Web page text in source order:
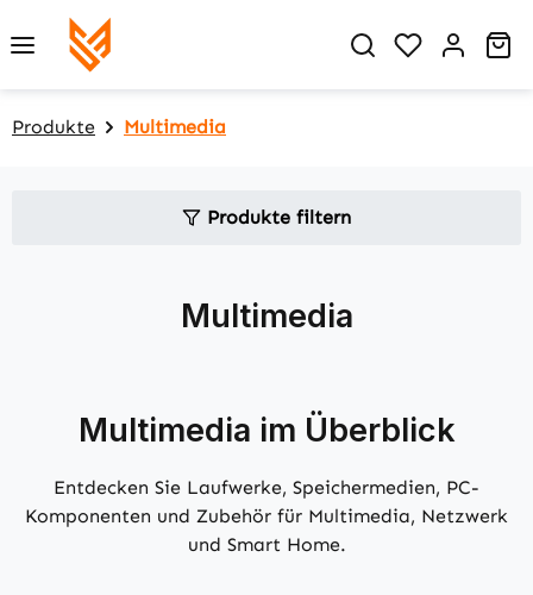
Zum Hauptinhalt springen
Du hast 0
Produkte Multimedia
Produkte filtern
Multimedia
Multimedia im Überblick
Entdecken Sie Laufwerke, Speichermedien, PC-
Komponenten und Zubehör für Multimedia, Netzwerk
und Smart Home.